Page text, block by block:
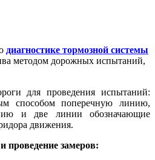
диагностике тормозной системы
методом дорожных испытаний,
для проведения испытаний:
способом поперечную линию,
и две линии обозначающие
движения.
проведение замеров: